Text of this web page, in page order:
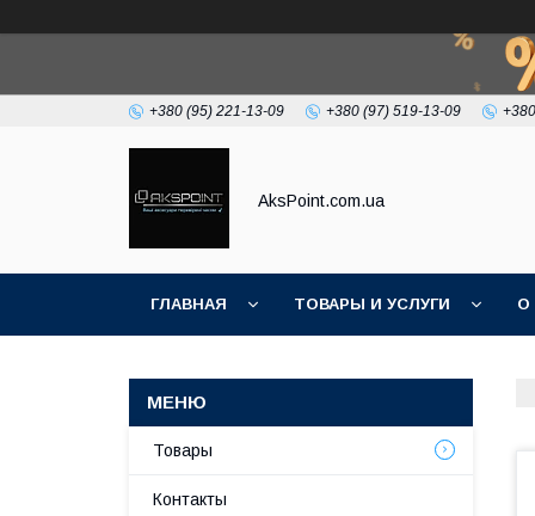
+380 (95) 221-13-09 +380 (97) 519-13-09
AksPoint.com.ua
ГЛАВНАЯ ТОВАРЫ И УСЛУГИ О
Товары
Контакты